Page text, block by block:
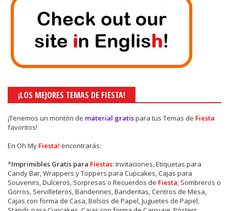
¡LOS MEJORES TEMAS DE FIESTA!
¡Tenemos un montón de material gratispara tus Temas de Fiesta
favoritos!
En Oh My Fiesta! encontrarás:
*Imprimibles Gratis para Fiestas: Invitaciones, Etiquetas para
Candy Bar, Wrappers y Toppers para Cupcakes, Cajas para
Souvenirs, Dulceros, Sorpresas o Recuerdos de Fiesta; Sombreros o
Gorros, Servilleteros, Banderines, Banderitas, Centros de Mesa,
Cajas con forma de Casa, Bolsos de Papel, Juguetes de Papel,